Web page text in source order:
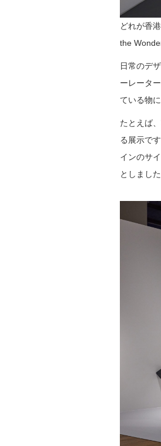
どれが香
the
日常のデ
ーレータ
ている物
たとえば
る展示で
インのサ
としまし